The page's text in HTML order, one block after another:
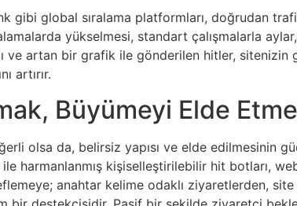
gibi global sıralama platformları, doğrudan
yükselmesi, standart çalışmalarla
ve artan bir grafik ile gönderilen hitler, sitenizin
artırır.
Büyümeyi Elde
olsa da, belirsiz yapısı ve elde edilmesinin
harmanlanmış kişiselleştirilebilir hit botları,
anahtar kelime odaklı ziyaretlerden,